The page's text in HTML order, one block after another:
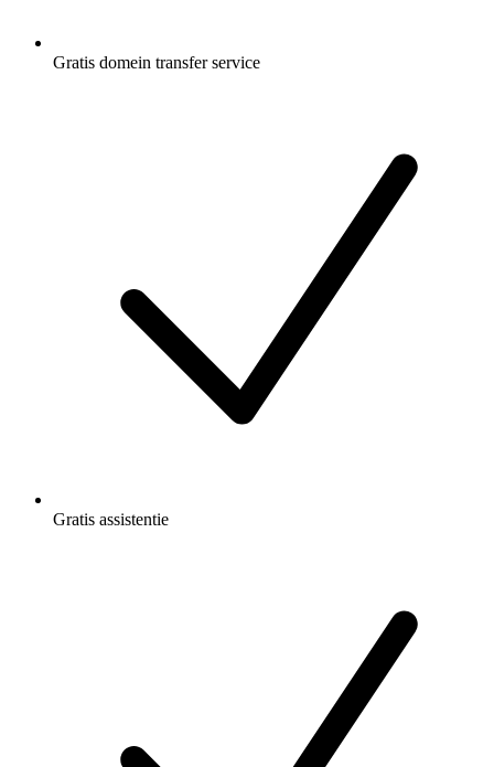
Gratis domein transfer service
Gratis assistentie